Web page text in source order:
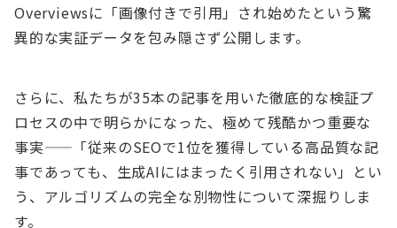
Overviewsに「画像付きで引用」され始めたという驚
異的な実証データを包み隠さず公開します。
さらに、私たちが35本の記事を用いた徹底的な検証プ
ロセスの中で明らかになった、極めて残酷かつ重要な
事実——「従来のSEOで1位を獲得している高品質な記
事であっても、生成AIにはまったく引用されない」とい
う、アルゴリズムの完全な別物性について深掘りしま
す。